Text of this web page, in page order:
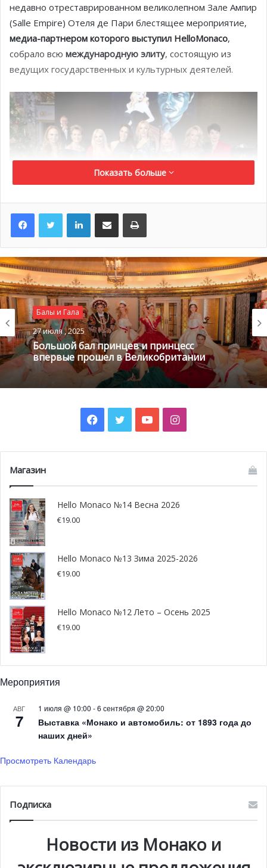
недавно отреставрированном великолепном Зале Ампир
(Salle Empire) Отеля де Пари блестящее мероприятие,
медиа-партнером которого выступил HelloMonaco,
собрало всю международную элиту, состоящую из
ведущих государственных и культурных деятелей.
На фото: Донателла Кампиони, Селина Лафуэнте де Лавоза, Моника
Баккарди, Инна Майер, Сандрин Гарбанати-Нолль, Маркиза
Роберта Жиларди Сестито, принцесса Камилла Бурбонская и
Элизабет Вессель
На фото: принц Обеих Сицилий Карло Бурбон и принцесса Камилла
Бурбонская со своими дочерьми
Показать больше
LinkedInПоделиться по электронной почте Распечатать
Балы и Гала
27 июля , 2025
Большой бал принцев и принцесс
впервые прошел в Великобритании
Facebook
TwitterYouTubeInstagram
Магазин
Hello Monaco №14 Весна 2026
€19.00
Hello Monaco №13 Зима 2025-2026
€19.00
Hello Monaco №12 Лето – Осень 2025
€19.00
Мероприятия
АВГ
7
1 июля @ 10:00 -6 сентября @ 20:00
Выставка «Монако и автомобиль: от 1893 года до
наших дней»
Просмотреть Календарь
Подписка
Новости из Монако и